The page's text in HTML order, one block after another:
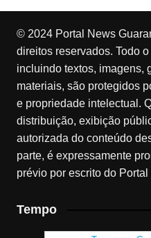
© 2024 Portal News
direitos reservados. Todo
incluindo textos, imagens,
materiais, são protegidos
e propriedade intelectual.
distribuição, exibição
autorizada do conteúdo
parte, é expressamente
prévio por escrito do
Tempo